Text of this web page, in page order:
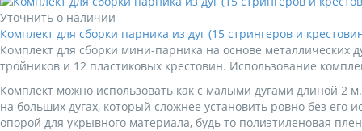
Уточнить о наличии
Комплект для сборки парника из дуг (15 стрингеров и
Комплект для сборки мини-парника на основе металлических
тройников и 12 пластиковых крестовин. Использование
Комплект можно использовать как с малыми дугами длиной 2
на больших дугах, который сложнее установить ровно без
опорой для укрывного материала, будь то полиэтиленовая